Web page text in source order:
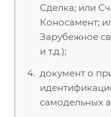
Сделка; или
Коносамент;
Зарубежное
и т.д.);
документ о
самодельных